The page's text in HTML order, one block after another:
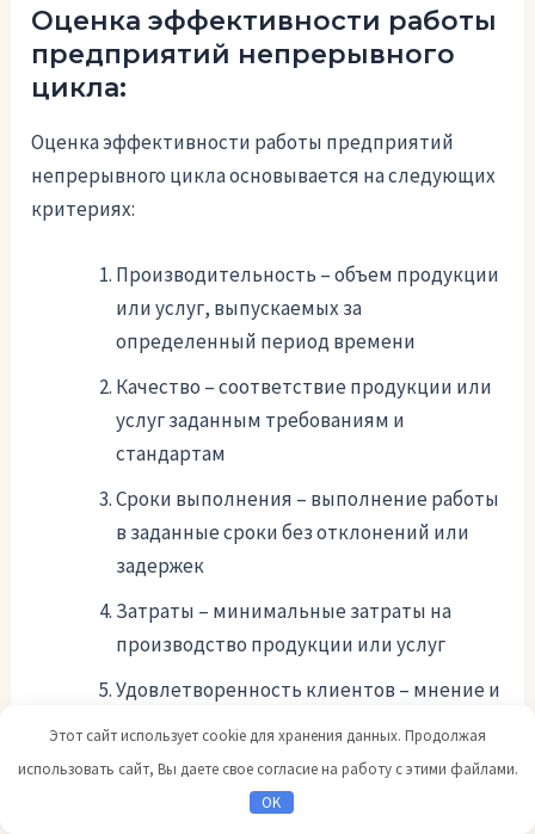
Оценка эффективности работы
предприятий непрерывного
цикла:
Оценка эффективности работы предприятий
непрерывного цикла основывается на следующих
критериях:
Производительность – объем продукции
или услуг, выпускаемых за
определенный период времени
Качество – соответствие продукции или
услуг заданным требованиям и
стандартам
Сроки выполнения – выполнение работы
в заданные сроки без отклонений или
задержек
Затраты – минимальные затраты на
производство продукции или услуг
Удовлетворенность клиентов – мнение и
отзывы клиентов о продукции или
услугах предприятия
Анализ эффективности работы предприятий
Этот сайт использует cookie для хранения данных. Продолжая
использовать сайт, Вы даете свое согласие на работу с этими файлами.
OK